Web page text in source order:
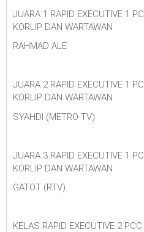
JUARA 1 RAPID EXECUTIVE 1
KORLIP DAN WARTAWAN
RAHMAD ALE
JUARA 2 RAPID EXECUTIVE 1
KORLIP DAN WARTAWAN
SYAHDI (METRO TV)
JUARA 3 RAPID EXECUTIVE 1
KORLIP DAN WARTAWAN
GATOT (RTV).
KELAS RAPID EXECUTIVE 2